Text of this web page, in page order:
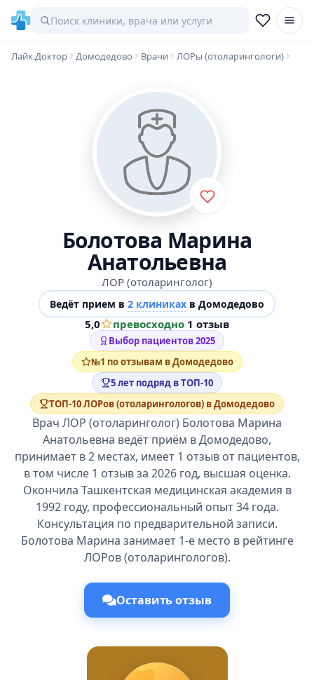
Лайк.Доктор Домодедово Врачи ЛОРы (отоларингологи)
Болотова Марина
Анатольевна
ЛОР (отоларинголог)
Ведёт прием в 2 клиниках в Домодедово
5,0 превосходно·1 отзыв
Выбор пациентов 2025
№1 по отзывам в Домодедово
5 лет подряд в ТОП-10
ТОП-10 ЛОРов (отоларингологов) в Домодедово
Врач ЛОР (отоларинголог) Болотова Марина
Анатольевна ведёт приём в Домодедово,
принимает в 2 местах, имеет 1 отзыв от пациентов,
в том числе 1 отзыв за 2026 год, высшая оценка.
Окончила Ташкентская медицинская академия в
1992 году, профессиональный опыт 34 года.
Консультация по предварительной записи.
Болотова Марина занимает 1-е место в рейтинге
ЛОРов (отоларингологов).
Оставить отзыв